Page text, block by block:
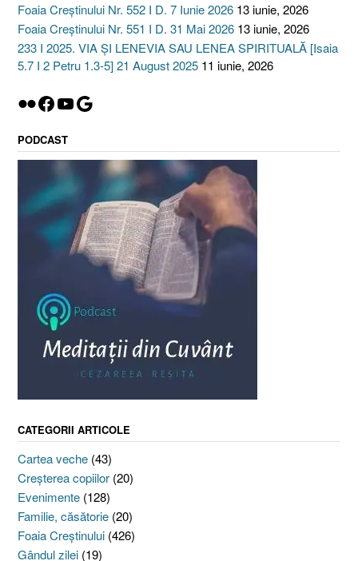
Foaia Creștinului Nr. 552 I D. 7 Iunie 2026 13 iunie, 2026
Foaia Creștinului Nr. 551 I D. 31 Mai 2026 13 iunie, 2026
233 I 2025. VIA ȘI LENEVIA SAU LENEA SPIRITUALĂ [Isaia
5.7 I 2 Petru 1.3-5] 21 August 2025 11 iunie, 2026
Flickr
Facebook
YouTube
Google
PODCAST
CATEGORII ARTICOLE
Cartea veche (43)
Creşterea copiilor (20)
Evenimente (128)
Familie, căsătorie (20)
Foaia Creştinului (426)
Gândul zilei (19)